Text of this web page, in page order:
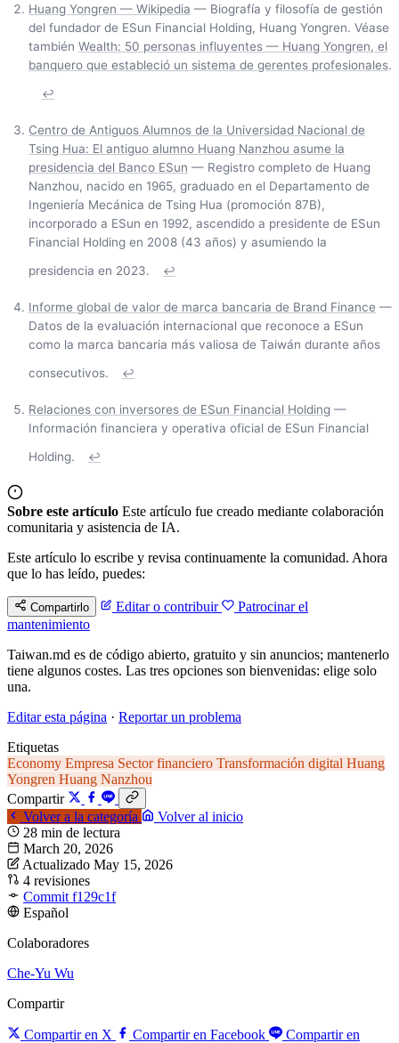
Huang Yongren — Wikipedia — Biografía y filosofía de gestión
del fundador de ESun Financial Holding, Huang Yongren. Véase
también Wealth: 50 personas influyentes — Huang Yongren, el
banquero que estableció un sistema de gerentes profesionales.
↩
Centro de Antiguos Alumnos de la Universidad Nacional de
Tsing Hua: El antiguo alumno Huang Nanzhou asume la
presidencia del Banco ESun — Registro completo de Huang
Nanzhou, nacido en 1965, graduado en el Departamento de
Ingeniería Mecánica de Tsing Hua (promoción 87B),
incorporado a ESun en 1992, ascendido a presidente de ESun
Financial Holding en 2008 (43 años) y asumiendo la
presidencia en 2023.
↩
Informe global de valor de marca bancaria de Brand Finance —
Datos de la evaluación internacional que reconoce a ESun
como la marca bancaria más valiosa de Taiwán durante años
consecutivos.
↩
Relaciones con inversores de ESun Financial Holding —
Información financiera y operativa oficial de ESun Financial
Holding.
↩
Sobre este artículo Este artículo fue creado mediante colaboración
comunitaria y asistencia de IA.
Este artículo lo escribe y revisa continuamente la comunidad. Ahora
que lo has leído, puedes:
Compartirlo Editar o contribuir
Patrocinar el
mantenimiento
Taiwan.md es de código abierto, gratuito y sin anuncios; mantenerlo
tiene algunos costes. Las tres opciones son bienvenidas: elige solo
una.
Editar esta página · Reportar un problema
Etiquetas
Economy Empresa Sector financiero Transformación digital Huang
Yongren Huang Nanzhou
Compartir
Volver a la categoría
Volver al inicio
28 min de lectura
March 20, 2026
Actualizado May 15, 2026
4 revisiones
Commit f129c1f
Español
Colaboradores
Che-Yu Wu
Compartir
Compartir en X Compartir en Facebook Compartir en